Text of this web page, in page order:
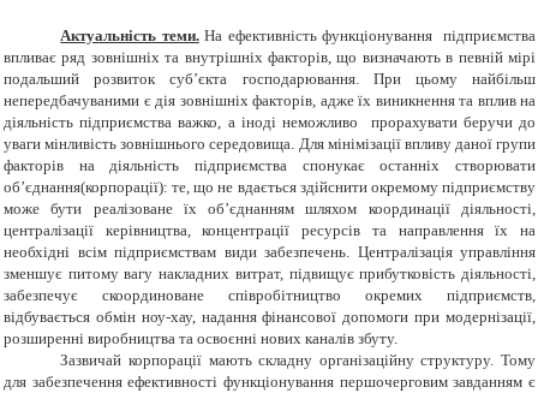
Актуальність теми.На ефективність функціонування підприємства
впливає ряд зовнішніх та внутрішніх факторів, що визначають в певній мірі
подальший розвиток суб’єкта господарювання. При цьому найбільш
непередбачуваними є дія зовнішніх факторів, адже їх виникнення та вплив на
діяльність підприємства важко, а іноді неможливо прорахувати беручи до
уваги мінливість зовнішнього середовища. Для мінімізації впливу даної групи
факторів на діяльність підприємства спонукає останніх створювати
об’єднання(корпорації): те, що не вдається здійснити окремому підприємству
може бути реалізоване їх об’єднанням шляхом координації діяльності,
централізації керівництва, концентрації ресурсів та направлення їх на
необхідні всім підприємствам види забезпечень. Централізація управління
зменшує питому вагу накладних витрат, підвищує прибутковість діяльності,
забезпечує скоординоване співробітництво окремих підприємств,
відбувається обмін ноу-хау, надання фінансової допомоги при модернізації,
розширенні виробництва та освоєнні нових каналів збуту.
Зазвичай корпорації мають складну організаційну структуру. Тому
для забезпечення ефективності функціонування першочерговим завданням є